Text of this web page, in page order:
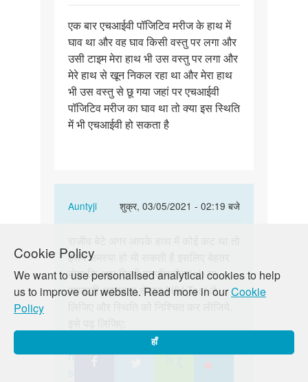
Cookie Policy
We want to use personalised analytical cookies to help
us to improve our website. Read more in ourCookie
Policy
हाँ
एक
बार
एचआईवी
पॉजिटिव
मरीज…
एक बार एचआईवी पॉजिटिव मरीज के हाथ में
घाव था और वह घाव किसी वस्तु पर लगा और
उसी टाइम मेरा हाथ भी उस वस्तु पर लगा और
मेरे हाथ से खून निकल रहा था और मेरा हाथ
भी उस वस्तु से छू गया जहां पर एचआईवी
पॉजिटिव मरीज का घाव था तो क्या इस स्थिति
में भी एचआईवी हो सकता है
Auntyji
शुक्र, 03/05/2021 - 02:19 बजे
In
बार
एचआईवी
Rajeev
बेटे
अगर
आपके
इसमें समस्या हो भी सकती है इसलिए बेहतर
होगा कि आप किसी पनजीक्रीत lab या
सरकारी अस्पताल से एक HIV Test ले
https://lovematters.in/hi/resource/hiv
https://lovematters.in/hi/safe-
sex/stdsstis/hivaids-top-five-facts